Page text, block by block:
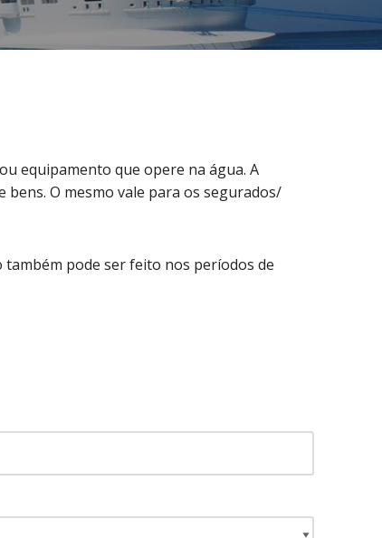
equipamento que opere na água. A
O mesmo vale para os segurados/
também pode ser feito nos períodos de